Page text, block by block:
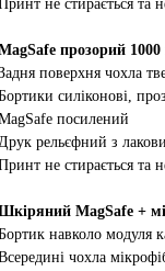
не стирається та
прозорий 1000
поверхня чохла
силіконові,
посилений
рельєфний з
не стирається та
MagSafe +
навколо модуля
чохла